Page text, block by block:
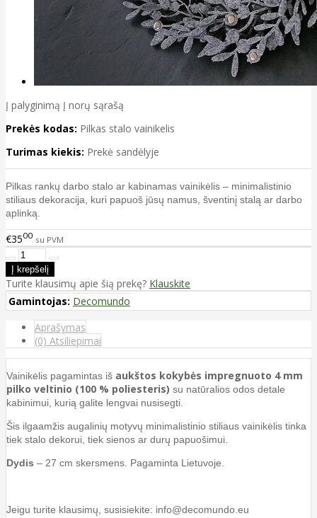
Į palyginimą Į norų sąrašą
Prekės kodas: Pilkas stalo vainikelis
Turimas kiekis: Prekė sandėlyje
Pilkas rankų darbo stalo ar kabinamas vainikėlis – minimalistinio
stiliaus dekoracija, kuri papuoš jūsų namus, šventinį stalą ar darbo
aplinką.
€3500 su PVM
Turite klausimų apie šią prekę? Klauskite
Gamintojas: Decomundo
Aprašymas
(0) Atsiliepimai
Vainikėlis pagamintas iš aukštos kokybės impregnuoto 4 mm
pilko veltinio (100 % poliesteris) su natūralios odos detale
kabinimui, kurią galite lengvai nusisegti.
Šis ilgaamžis augalinių motyvų minimalistinio stiliaus vainikėlis tinka
tiek stalo dekorui, tiek sienos ar durų papuošimui.
Dydis – 27 cm skersmens. Pagaminta Lietuvoje.
Jeigu turite klausimų, susisiekite: info@decomundo.eu